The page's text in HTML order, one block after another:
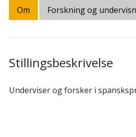
Om Forskning og
Stillingsbeskrivelse
Underviser og forsker i